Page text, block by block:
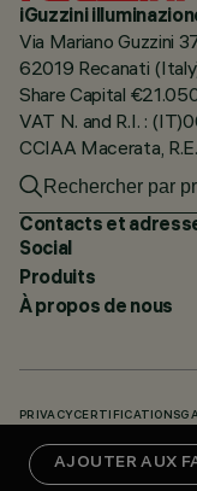
AJOUTER AUX
iGuzzini
Via Mariano Guzzini
62019 Recanati
Share Capital
VAT N. and R.I. :
CCIAA Macerata,
Contacts et
Social
Produits
À propos de nous
PRIVACY CERTIFICATIONS
TÉLÉCHARGEMENTS